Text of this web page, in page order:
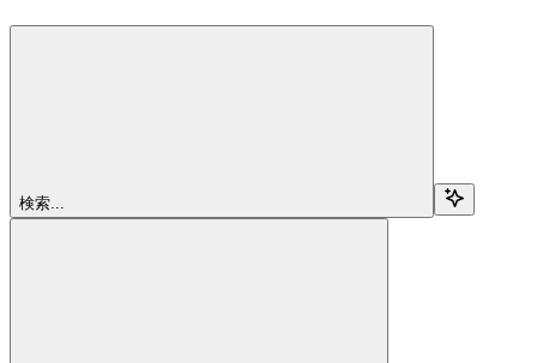
検索...